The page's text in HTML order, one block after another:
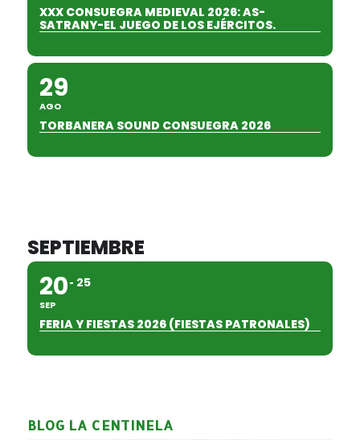
XXX CONSUEGRA MEDIEVAL 2026: AS-
SATRANY-EL JUEGO DE LOS EJÉRCITOS.
29
AGO
TORBANERA SOUND CONSUEGRA 2026
SEPTIEMBRE
20
SEP
25
FERIA Y FIESTAS 2026 (FIESTAS PATRONALES)
BLOG LA CENTINELA